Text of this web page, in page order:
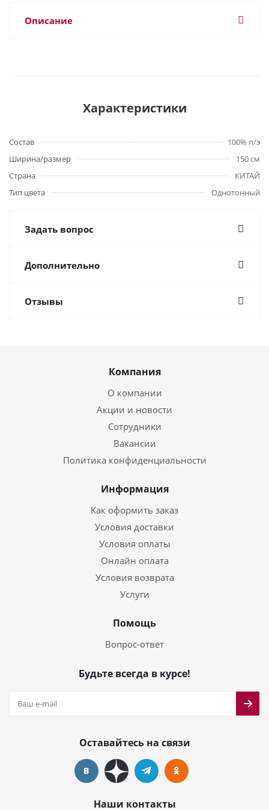
Описание
Характеристики
Состав
100% п/э
Ширина/размер
150 см
Страна
КИТАЙ
Тип цвета
Однотонный
Задать вопрос
Дополнительно
Отзывы
Компания
О компании
Акции и новости
Сотрудники
Вакансии
Политика конфиденциальности
Информация
Как оформить заказ
Условия доставки
Условия оплаты
Онлайн оплата
Условия возврата
Услуги
Помощь
Вопрос-ответ
Будьте всегда в курсе!
Оставайтесь на связи
Наши контакты